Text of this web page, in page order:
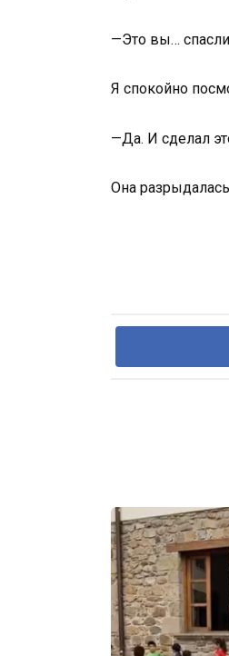
—Это вы… спасли
Я спокойно
—Да. И сделал
Она